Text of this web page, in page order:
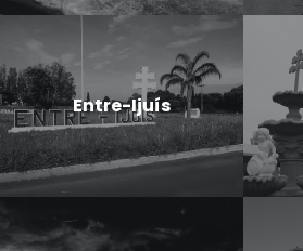
Entre-Ijuís